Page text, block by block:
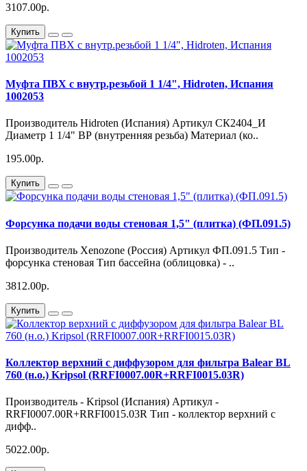
3107.00р.
Купить
Муфта ПВХ с внутр.резьбой 1 1/4", Hidroten, Испания
1002053
Производитель Hidroten (Испания) Артикул СК2404_И
Диаметр 1 1/4" ВР (внутренняя резьба) Материал (ко..
195.00р.
Купить
Форсунка подачи воды стеновая 1,5" (плитка) (ФП.091.5)
Производитель Xenozone (Россия) Артикул ФП.091.5 Тип -
форсунка стеновая Тип бассейна (облицовка) - ..
3812.00р.
Купить
Коллектор верхний с диффузором для фильтра Balear BL
760 (н.о.) Kripsol (RRFI0007.00R+RRFI0015.03R)
Производитель - Kripsol (Испания) Артикул -
RRFI0007.00R+RRFI0015.03R Тип - коллектор верхний с
дифф..
5022.00р.